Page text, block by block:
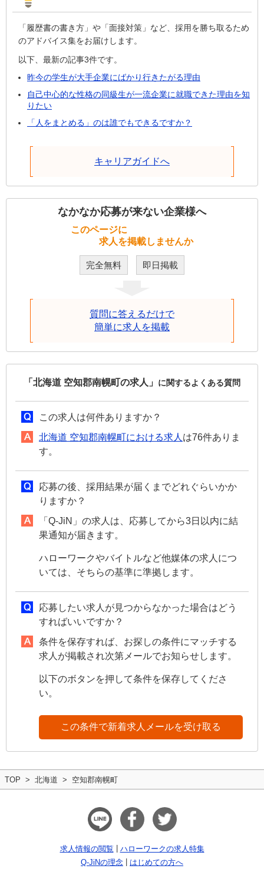
「履歴書の書き方」や「面接対策」など、採用を勝ち取るため
のアドバイス集をお届けします。
以下、最新の記事3件です。
昨今の学生が大手企業にばかり行きたがる理由
自己中心的な性格の同級生が一流企業に就職できた理由を知
りたい
「人をまとめる」のは誰でもできるですか？
キャリアガイドへ
なかなか応募が来ない企業様へ
このページに
求人を掲載しませんか
完全無料 即日掲載
質問に答えるだけで
簡単に求人を掲載
「北海道 空知郡南幌町の求人」 に関するよくある質問
この求人は何件ありますか？
北海道 空知郡南幌町における求人 は76件ありま
す。
応募の後、採用結果が届くまでどれぐらいかか
りますか？
「Q-JiN」の求人は、応募してから3日以内に結
果通知が届きます。
ハローワークやバイトルなど他媒体の求人につ
いては、そちらの基準に準拠します。
応募したい求人が見つからなかった場合はどう
すればいいですか？
条件を保存すれば、お探しの条件にマッチする
求人が掲載され次第メールでお知らせします。
以下のボタンを押して条件を保存してくださ
い。
この条件で新着求人メールを受け取る
TOP 北海道 空知郡南幌町
求人情報の閲覧
ハローワークの求人特集
Q-JiNの理念
はじめての方へ